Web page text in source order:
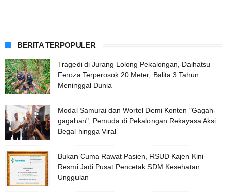
BERITA TERPOPULER
Tragedi di Jurang Lolong Pekalongan, Daihatsu
Feroza Terperosok 20 Meter, Balita 3 Tahun
Meninggal Dunia
Modal Samurai dan Wortel Demi Konten "Gagah-
gagahan", Pemuda di Pekalongan Rekayasa Aksi
Begal hingga Viral
Bukan Cuma Rawat Pasien, RSUD Kajen Kini
Resmi Jadi Pusat Pencetak SDM Kesehatan
Unggulan